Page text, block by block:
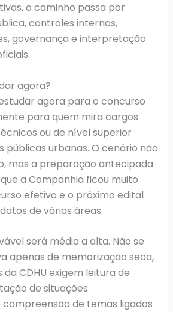
o caminho passa por
controles internos,
governança e interpretação
agora?
agora para o concurso
para quem mira cargos
ou de nível superior
públicas urbanas. O cenário não
mas a preparação antecipada
a Companhia ficou muito
efetivo e o próximo edital
de várias áreas.
será média a alta. Não se
apenas de memorização seca,
CDHU exigem leitura de
de situações
de temas ligados